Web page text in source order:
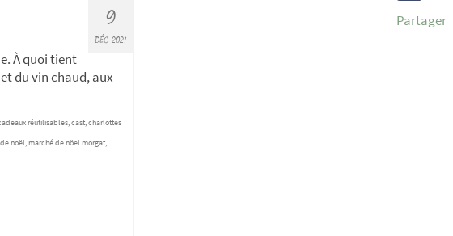
9
DÉC 2021
À quoi tient
du vin chaud, aux
réutilisables,cast,charlottes
noël,marché de nöel morgat,
WhatsApp
Partager